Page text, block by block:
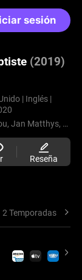
sesión
(2019)
| Inglés |
Jan Matthys,
Reseña
2 Temporadas